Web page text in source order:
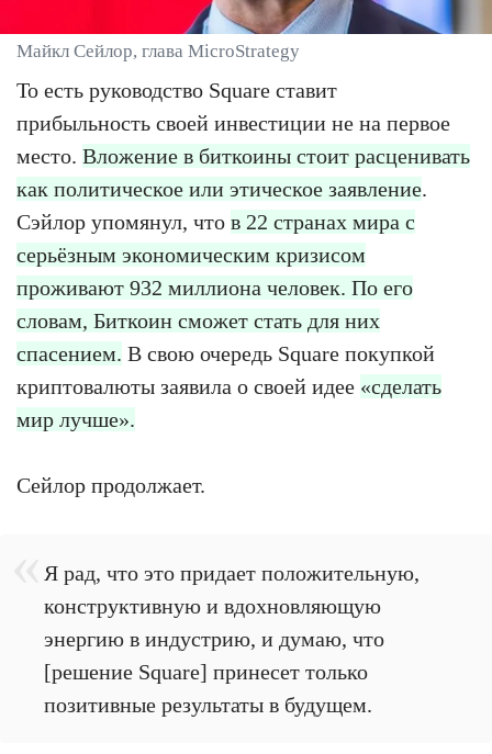
Майкл Сейлор, глава MicroStrategy
То есть руководство Square ставит
прибыльность своей инвестиции не на первое
место. Вложение в биткоины стоит расценивать
как политическое или этическое заявление.
Сэйлор упомянул, что в 22 странах мира с
серьёзным экономическим кризисом
проживают 932 миллиона человек. По его
словам, Биткоин сможет стать для них
спасением. В свою очередь Square покупкой
криптовалюты заявила о своей идее «сделать
мир лучше».
Сейлор продолжает.
Я рад, что это придает положительную,
конструктивную и вдохновляющую
энергию в индустрию, и думаю, что
[решение Square] принесет только
позитивные результаты в будущем.